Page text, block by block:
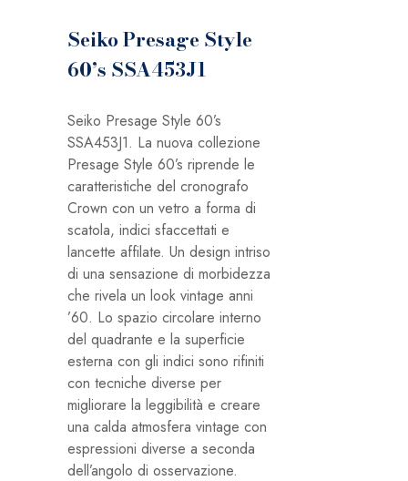
Seiko Presage Style
60’s SSA453J1
Seiko Presage Style 60’s
SSA453J1. La nuova collezione
Presage Style 60’s riprende le
caratteristiche del cronografo
Crown con un vetro a forma di
scatola, indici sfaccettati e
lancette affilate. Un design intriso
di una sensazione di morbidezza
che rivela un look vintage anni
’60. Lo spazio circolare interno
del quadrante e la superficie
esterna con gli indici sono rifiniti
con tecniche diverse per
migliorare la leggibilità e creare
una calda atmosfera vintage con
espressioni diverse a seconda
dell’angolo di osservazione.